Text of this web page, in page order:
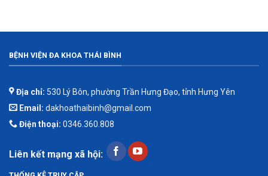
BỆNH VIỆN ĐA KHOA THÁI BÌNH
Địa chỉ: 530 Lý Bôn, phường Trần Hưng Đạo, tỉnh Hưng Yên
Email: dakhoathaibinh@gmail.com
Điện thoại: 0346.360.808
Liên kết mạng xã hội: